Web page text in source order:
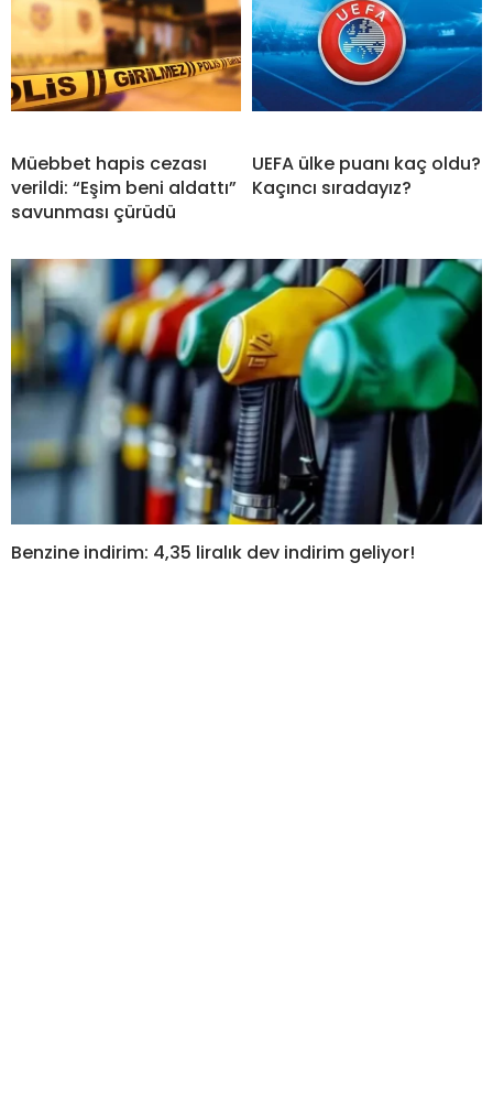
Müebbet hapis cezası
verildi: “Eşim beni aldattı”
savunması çürüdü
UEFA ülke puanı kaç oldu?
Kaçıncı sıradayız?
Benzine indirim: 4,35 liralık dev indirim geliyor!